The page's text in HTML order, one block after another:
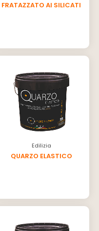
FRATAZZATO AI SILICATI
Edilizia
QUARZO ELASTICO